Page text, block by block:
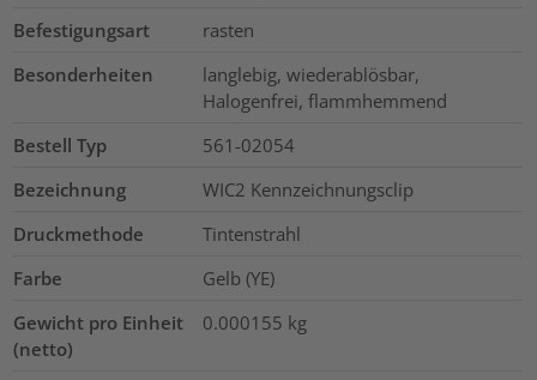
Befestigungsart
rasten
Besonderheiten
langlebig, wiederablösbar,
Halogenfrei, flammhemmend
Bestell Typ
561-02054
Bezeichnung
WIC2 Kennzeichnungsclip
Druckmethode
Tintenstrahl
Farbe
Gelb (YE)
Gewicht pro Einheit
(netto)
0.000155 kg